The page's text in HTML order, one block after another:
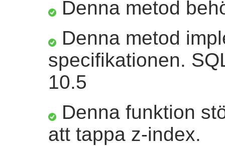
Denna metod
Denna metod
specifikationen.
10.5
Denna funktion
att tappa z-index.